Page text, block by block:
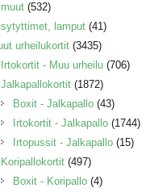
muut (532)
sytyttimet, lamput (41)
urheilukortit (3435)
Irtokortit - Muu urheilu (706)
Jalkapallokortit (1872)
Boxit - Jalkapallo (43)
Irtokortit - Jalkapallo (1744)
Irtopussit - Jalkapallo (15)
Koripallokortit (497)
Boxit - Koripallo (4)